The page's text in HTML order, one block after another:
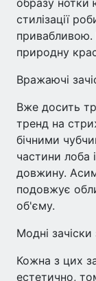
образу нотки
стилізації
привабливою.
природну
Вражаючі
Вже досить
тренд на
бічними
частини лоба
довжину.
подовжує
об'єму.
Модні
Кожна з цих
естетично,